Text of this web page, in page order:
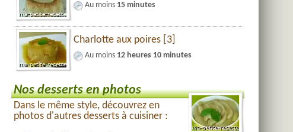
Au moins 15 minutes
Charlotte aux poires [3]
Au moins 12 heures 10 minutes
Nos desserts en photos
Dans le même style, découvrez en
photos d'autres desserts à cuisiner :